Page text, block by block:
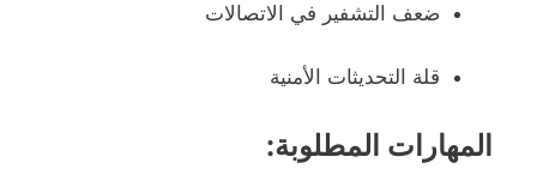
ضعف التشفير في الاتصالات
قلة التحديثات الأمنية
المهارات المطلوبة: